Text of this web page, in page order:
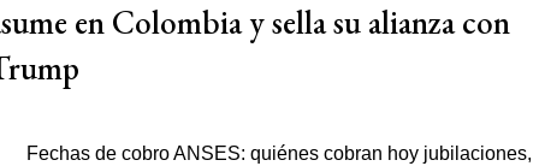
en Colombia y sella su alianza con